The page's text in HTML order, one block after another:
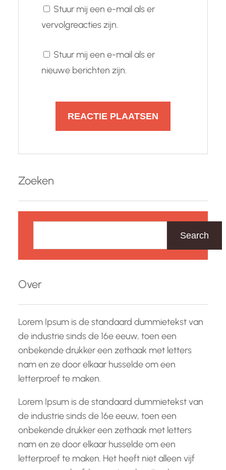
Stuur mij een e-mail als er
vervolgreacties zijn.
Stuur mij een e-mail als er
nieuwe berichten zijn.
Zoeken
k
n
Search
Over
Lorem Ipsum is de standaard dummietekst van
de industrie sinds de 16e eeuw, toen een
onbekende drukker een zethaak met letters
nam en ze door elkaar husselde om een
letterproef te maken.
Lorem Ipsum is de standaard dummietekst van
de industrie sinds de 16e eeuw, toen een
onbekende drukker een zethaak met letters
nam en ze door elkaar husselde om een
letterproef te maken. Het heeft niet alleen vijf